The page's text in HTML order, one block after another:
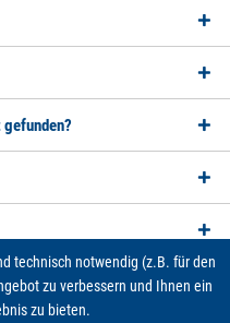
technisch notwendig (z.B. für den
zu verbessern und Ihnen ein
zu bieten.